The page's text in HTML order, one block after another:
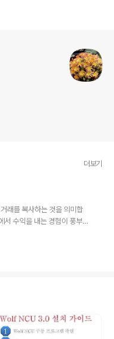
더보기
래를 복사하는 것을 의미합
서 수익을 내는 경험이 풍부
외환 쌍을 사고팔면, 따라
경험: 여러 전문 트레이더를
카피트레이딩의 단점수익률